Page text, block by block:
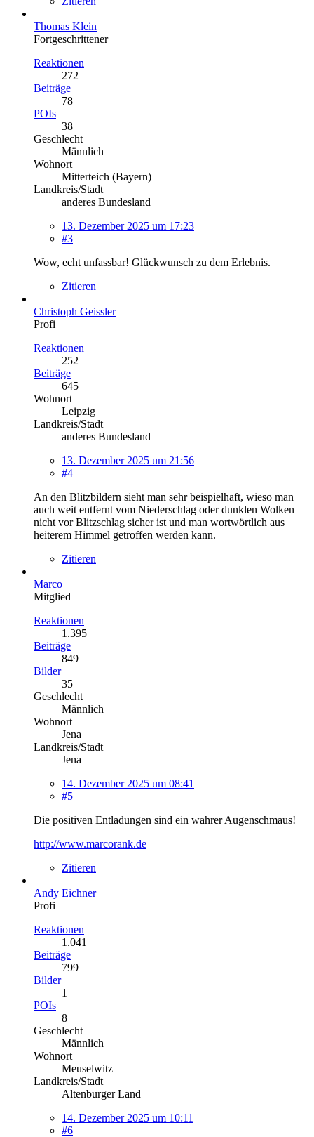
Thomas Klein
Fortgeschrittener
Reaktionen
272
Beiträge
78
POIs
38
Geschlecht
Männlich
Wohnort
Mitterteich (Bayern)
Landkreis/Stadt
anderes Bundesland
13. Dezember 2025 um 17:23
#3
Wow, echt unfassbar! Glückwunsch zu dem Erlebnis.
Zitieren
Christoph Geissler
Profi
Reaktionen
252
Beiträge
645
Wohnort
Leipzig
Landkreis/Stadt
anderes Bundesland
13. Dezember 2025 um 21:56
#4
An den Blitzbildern sieht man sehr beispielhaft, wieso man
auch weit entfernt vom Niederschlag oder dunklen Wolken
nicht vor Blitzschlag sicher ist und man wortwörtlich aus
heiterem Himmel getroffen werden kann.
Zitieren
Marco
Mitglied
Reaktionen
1.395
Beiträge
849
Bilder
35
Geschlecht
Männlich
Wohnort
Jena
Landkreis/Stadt
Jena
14. Dezember 2025 um 08:41
#5
Die positiven Entladungen sind ein wahrer Augenschmaus!
http://www.marcorank.de
Zitieren
Andy Eichner
Profi
Reaktionen
1.041
Beiträge
799
Bilder
1
POIs
8
Geschlecht
Männlich
Wohnort
Meuselwitz
Landkreis/Stadt
Altenburger Land
14. Dezember 2025 um 10:11
#6